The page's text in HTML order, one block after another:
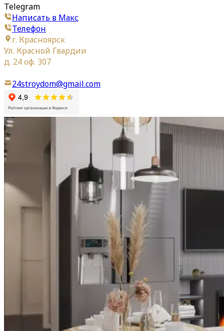
Telegram
Написать в Макс
Телефон
г. Красноярск
Ул. Красной Гвардии
д. 24 оф. 307
24stroydom@gmail.com